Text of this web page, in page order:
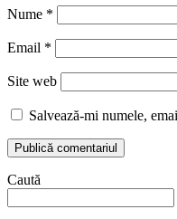
Nume *
Email *
Site web
Salvează-mi numele,
Caută